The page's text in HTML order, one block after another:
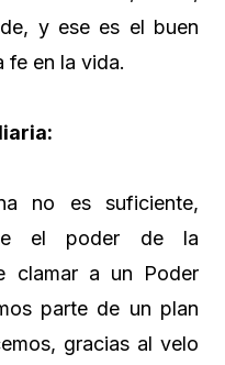
y ese es el buen
fe en la vida.
no es suficiente,
el poder de la
clamar a un Poder
parte de un plan
gracias al velo